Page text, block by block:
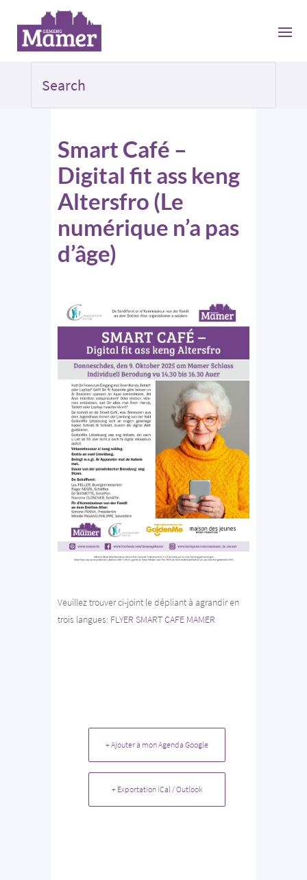
Smart Café –
Digital fit ass keng
Altersfro (Le
numérique n’a pas
d’âge)
Veuillez trouver ci-joint le dépliant à agrandir en
trois langues: FLYER SMART CAFE MAMER
+ Ajouter à mon Agenda Google
+ Exportation iCal / Outlook